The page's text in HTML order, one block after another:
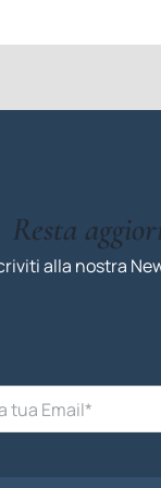
Resta
alla nostra